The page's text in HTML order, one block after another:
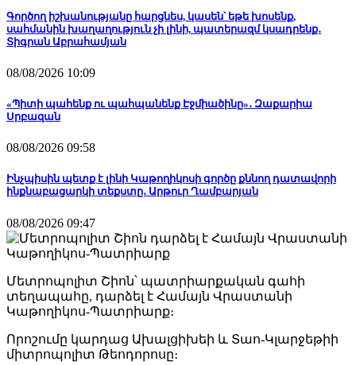
Գործող իշխանությանը հարցնես, կասեն՝ եթե խոսենք,
սահմանին խաղաղություն չի լինի, պատերազմ կսադրենք․
Տիգրան Աբրահամյան
08/08/2026 10:09
«Պիտի պահենք ու պահպանենք Էջմիածինը»․ Զաքարիա
Սրբազան
08/08/2026 09:58
Ինչպիսին պետք է լինի Կաթողիկոսի գործը քննող դատավորի
ինքնաբացարկի տեքստը․ Արթուր Ղամբարյան
08/08/2026 09:47
Մետրոպոլիտ Շիոն՝ պատրիարքական գահի
տեղապահը, դարձել է Համայն Վրաստանի
Կաթողիկոս-Պատրիարք։
Որոշումը կարդաց Ախալցիխեի և Տաո-Կլարջեթիի
միտրոպոլիտ Թեոդորոսը։